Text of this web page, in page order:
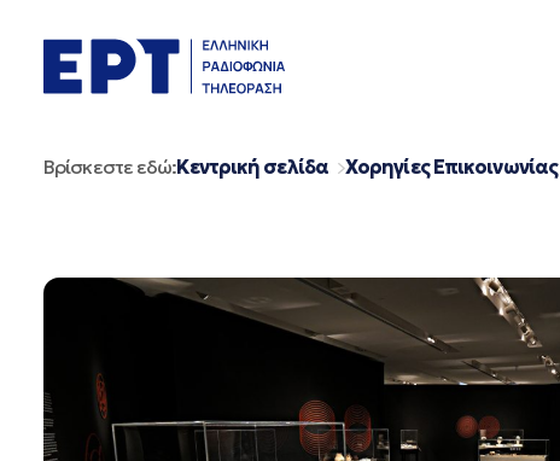
περιεχόμενο
Βρίσκεστε εδώ:Κεντρική σελίδα Χορηγίες Επικοινωνίας